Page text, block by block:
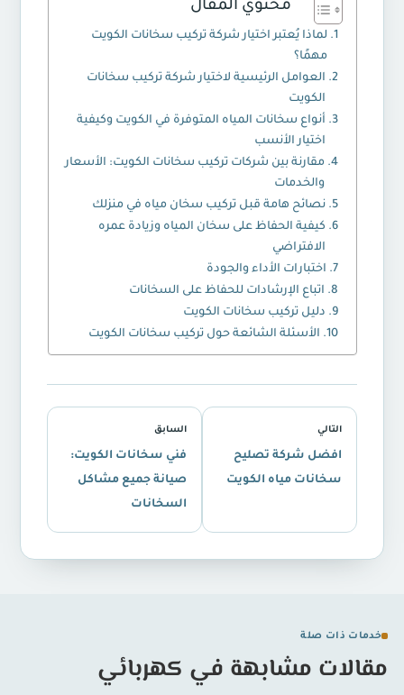
محتوي المقال
لماذا يُعتبر اختيار شركة تركيب سخانات الكويت
مهمًا؟
العوامل الرئيسية لاختيار شركة تركيب سخانات
الكويت
أنواع سخانات المياه المتوفرة في الكويت وكيفية
اختيار الأنسب
مقارنة بين شركات تركيب سخانات الكويت: الأسعار
والخدمات
نصائح هامة قبل تركيب سخان مياه في منزلك
كيفية الحفاظ على سخان المياه وزيادة عمره
الافتراضي
اختبارات الأداء والجودة
اتباع الإرشادات للحفاظ على السخانات
دليل تركيب سخانات الكويت
الأسئلة الشائعة حول تركيب سخانات الكويت
التالي
افضل شركة تصليح
سخانات مياه الكويت
السابق
فني سخانات الكويت:
صيانة جميع مشاكل
السخانات
خدمات ذات صلة
مقالات مشابهة في كهربائي